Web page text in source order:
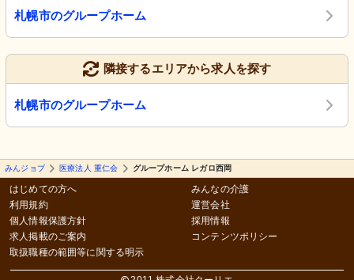
札幌市のグループホーム
隣接するエリアから求人を探す
札幌市のグループホーム
みんジョブ 医療法人 重仁会 グループホーム レガロ西岡
はじめての方へ
利用規約
個人情報保護方針
求人掲載のご案内
取扱職種の範囲等に関する明示
みんなの介護
運営会社
採用情報
コンテンツポリシー